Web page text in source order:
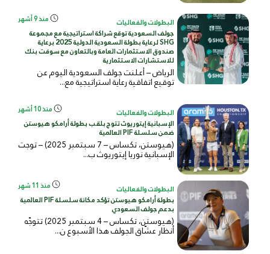
البطولات والفعاليات منذ 9 أشهر
جولف السعودية توقع شراكة استراتيجية مع مجموعة
SHG لرعاية بطولة السعودية الدولية 2025 برعاية
صندوق الاستثمارات العامة وبالتعاون مع سوفت بنك
للاستشارات الاستثمارية
الرياض – أعلنت جولف السعودية اليوم عن
توقيع اتفاقية رعاية استراتيجية مع...
البطولات والفعاليات منذ 10 أشهر
الإسبانية إيتوريوث تتوج بلقب بطولة أرامكو هيوستن
ضمن سلسلة PIF العالمية
(هيوستن، تكساس – 7 سبتمبر 2025) – توجت
الإسبانية نوريا إيتوريوث ب...
البطولات والفعاليات منذ 11 شهر
بطولة أرامكو هيوستن تؤكد مكانة سلسلة PIF العالمية
بدعم جولف السعودي
(هيوستن، تكساس – 4 سبتمبر 2025) تتوجّه
أنظار عشّاق الجولف هذا الأسبوع ن...